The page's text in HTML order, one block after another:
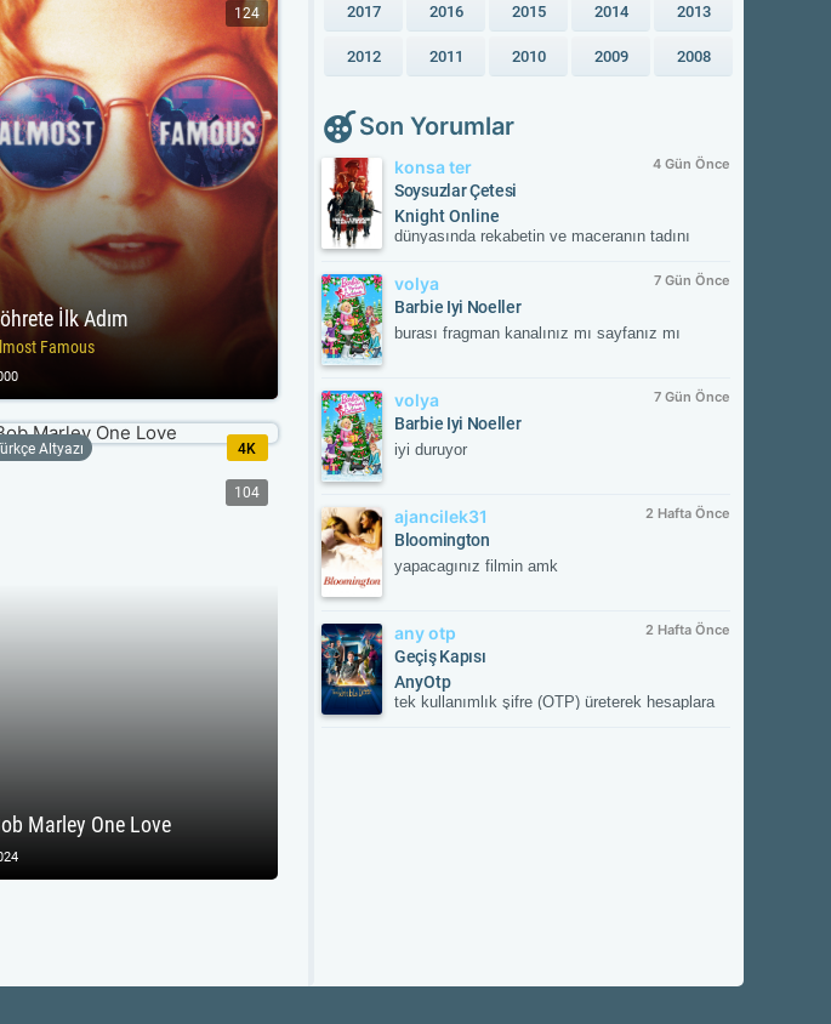
İlk Adım
Famous
124
Marley One Love
Altyazı 4K
104
2017 2016 2015 2014 2013
2012 2011 2010 2009 2008
Son Yorumlar
konsa ter 4 Gün Önce
Soysuzlar Çetesi
Knight Online
dünyasında rekabetin ve maceranın tadını
kesintisiz oyun deneyimiyle savaşın
merkezinde yerini al. Güncel gelişmeleri takip
etmek ve resmi içeriklere ulaşmak için
NTTGame platformunu ziyaret edebilir,
volya 7 Gün Önce
Barbie Iyi Noeller
burası fragman kanalınız mı sayfanız mı
volya 7 Gün Önce
Barbie Iyi Noeller
iyi duruyor
ajancilek31 2 Hafta Önce
Bloomington
yapacagınız filmin amk
any otp 2 Hafta Önce
Geçiş Kapısı
AnyOtp
tek kullanımlık şifre (OTP) üreterek hesaplara